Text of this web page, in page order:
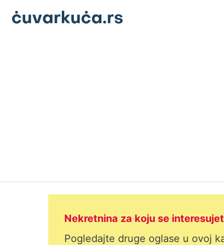
Nekretnina za koju se
Pogledajte druge oglase u ovoj